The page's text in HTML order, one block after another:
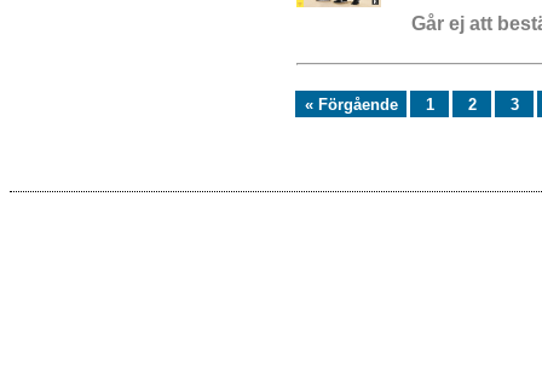
Går ej att
« Förgående 1 2 3